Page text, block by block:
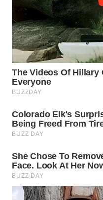
WAHANA
TV
WAHANANEWS
ID
WAHANANEWS
WAHANANEWS
WAHANA
SPORT